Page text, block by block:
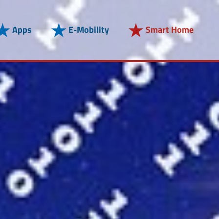
Apps E-Mobility Smart Home